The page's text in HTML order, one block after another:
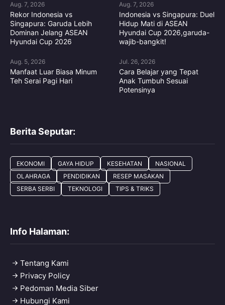
Aug. 7, 2026
Rekor Indonesia vs
Singapura: Garuda Lebih
Dominan Jelang ASEAN
Hyundai Cup 2026
Aug. 7, 2026
Indonesia vs Singapura: Duel
Hidup Mati di ASEAN
Hyundai Cup 2026,garuda-
wajib-bangkit!
Aug. 5, 2026
Manfaat Luar Biasa Minum
Teh Serai Pagi Hari
Jul. 26, 2026
Cara Belajar yang Tepat
Anak Tumbuh Sesuai
Potensinya
Berita Seputar:
EKONOMI GAYA HIDUP KESEHATAN
NASIONAL
OLAHRAGA
PENDIDIKAN
RESEP MASAKAN
SERBA SERBI
TEKNOLOGI TIPS & TRIKS
Info Halaman:
Tentang Kami
Privacy Policy
Pedoman Media Siber
Hubungi Kami